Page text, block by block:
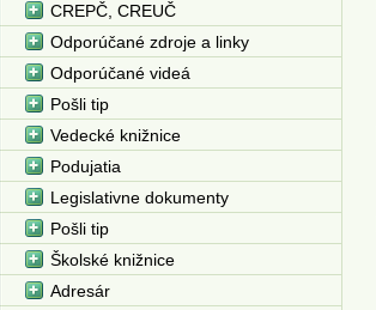
CREPČ, CREUČ
Odporúčané zdroje a linky
Odporúčané videá
Pošli tip
Vedecké knižnice
Podujatia
Legislativne dokumenty
Pošli tip
Školské knižnice
Adresár